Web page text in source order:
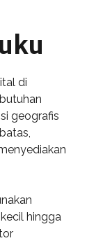
di
geografis
hingga